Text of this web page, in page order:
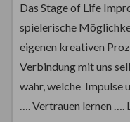
Das Stage of Life
spielerische
eigenen kreativen
Verbindung mit uns
wahr, welche Impulse
…. Vertrauen lernen ….